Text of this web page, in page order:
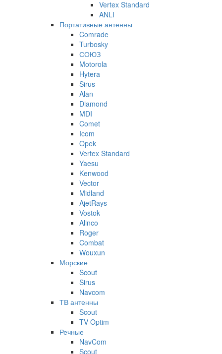
Vertex Standard
ANLI
Портативные антенны
Comrade
Turbosky
СОЮЗ
Motorola
Hytera
Sirus
Alan
Diamond
MDI
Comet
Icom
Opek
Vertex Standard
Yaesu
Kenwood
Vector
Midland
AjetRays
Vostok
Alinco
Roger
Combat
Wouxun
Морские
Scout
Sirus
Navcom
ТВ антенны
Scout
TV-Optim
Речные
NavCom
Scout